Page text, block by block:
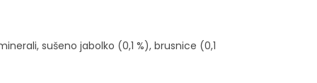
sušeno jabolko (0,1 %), brusnice (0,1